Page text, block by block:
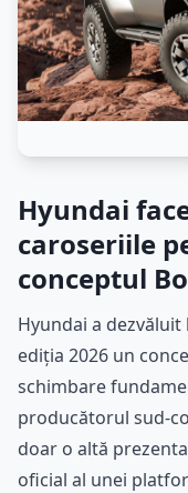
Hyundai
caroseriile
conceptul
Hyundai a dezvăluit
ediția 2026 un
schimbare
producătorul sud-
doar o altă
oficial al unei